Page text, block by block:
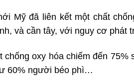
Mỹ đã liên kết một chất
và cần tây, với nguy cơ phát
chống oxy hóa chiếm đến
60% người béo phì…